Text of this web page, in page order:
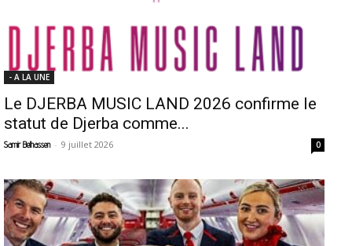
- A LA UNE
Le DJERBA MUSIC LAND 2026 confirme le
statut de Djerba comme...
Samir Belhassen - 9 juillet 2026 0